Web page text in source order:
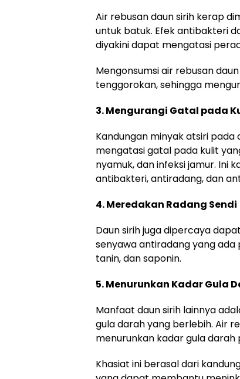
Air rebusan daun sirih kerap
untuk batuk. Efek antibakteri
diyakini dapat mengatasi
Mengonsumsi air rebusan
tenggorokan, sehingga
3. Mengurangi Gatal pada
Kandungan minyak atsiri
mengatasi gatal pada kulit
nyamuk, dan infeksi jamur. Ini
antibakteri, antiradang, dan
4. Meredakan Radang Sendi
Daun sirih juga dipercaya
senyawa antiradang yang ada
tanin, dan saponin.
5. Menurunkan Kadar Gula
Manfaat daun sirih lainnya
gula darah yang berlebih. Air
menurunkan kadar gula
Khasiat ini berasal dari